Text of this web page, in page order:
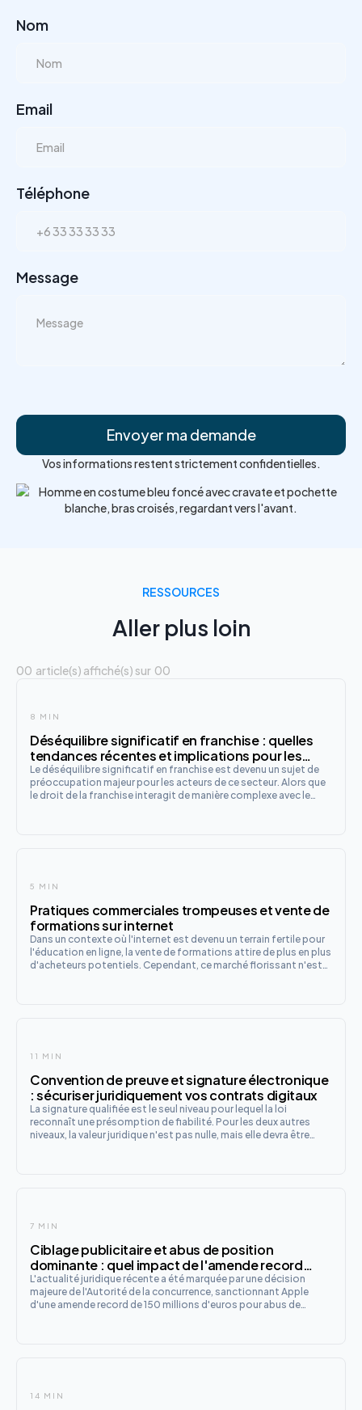
Nom
Email
Téléphone
Message
Vos informations restent strictement confidentielles.
RESSOURCES
Aller plus loin
00 article(s) affiché(s) sur 00
8 MIN
Déséquilibre significatif en franchise : quelles
tendances récentes et implications pour les
franchiseurs ?
Le déséquilibre significatif en franchise est devenu un sujet de
préoccupation majeur pour les acteurs de ce secteur. Alors que
le droit de la franchise interagit de manière complexe avec le
5 MIN
Pratiques commerciales trompeuses et vente de
formations sur internet
Dans un contexte où l'internet est devenu un terrain fertile pour
l'éducation en ligne, la vente de formations attire de plus en plus
d'acheteurs potentiels. Cependant, ce marché florissant n'est
11 MIN
Convention de preuve et signature électronique
: sécuriser juridiquement vos contrats digitaux
La signature qualifiée est le seul niveau pour lequel la loi
reconnaît une présomption de fiabilité. Pour les deux autres
niveaux, la valeur juridique n'est pas nulle, mais elle devra être
7 MIN
Ciblage publicitaire et abus de position
dominante : quel impact de l'amende record
infligée à Apple ?
L'actualité juridique récente a été marquée par une décision
majeure de l'Autorité de la concurrence, sanctionnant Apple
d'une amende record de 150 millions d'euros pour abus de
14 MIN